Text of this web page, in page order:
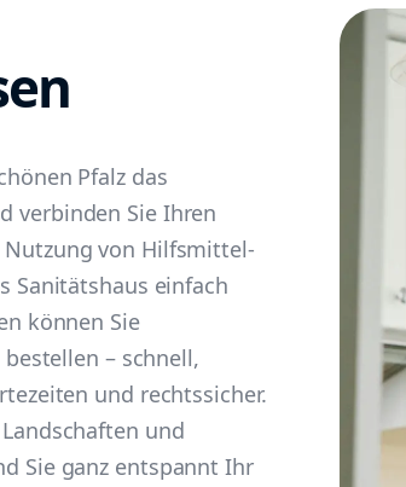
Pfalz das
verbinden Sie Ihren
von Hilfsmittel-
Sanitätshaus einfach
können Sie
– schnell,
und rechtssicher.
und
Sie ganz entspannt Ihr